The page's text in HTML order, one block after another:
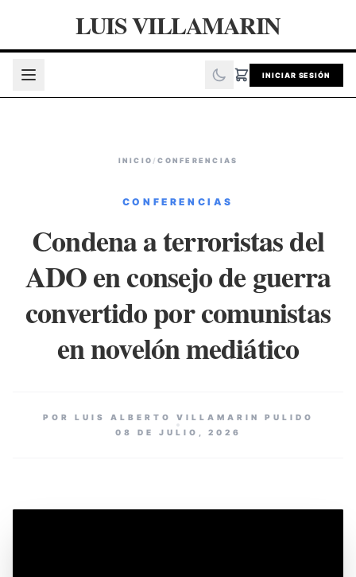
LUIS VILLAMARIN
INICIAR SESIÓN
INICIO /CONFERENCIAS
CONFERENCIAS
Condena a terroristas del
ADO en consejo de guerra
convertido por comunistas
en novelón mediático
POR LUIS ALBERTO VILLAMARIN PULIDO
08 DE JULIO, 2026